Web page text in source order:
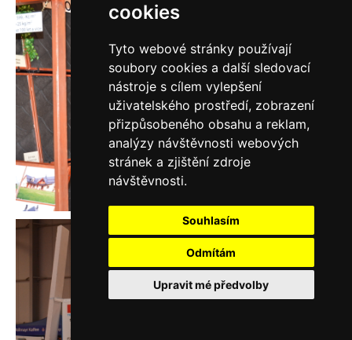
cookies
Tyto webové stránky používají
soubory cookies a další sledovací
nástroje s cílem vylepšení
uživatelského prostředí, zobrazení
přizpůsobeného obsahu a reklam,
analýzy návštěvnosti webových
stránek a zjištění zdroje
návštěvnosti.
Souhlasím
Odmítám
Upravit mé předvolby